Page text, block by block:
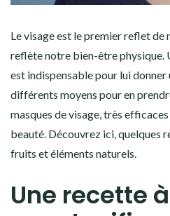
Le visage est le premier reflet de
reflète notre bien-être
est indispensable pour lui
différents moyens pour en
masques de visage, très
beauté. Découvrez ici, quelques
fruits et éléments naturels.
Une recette